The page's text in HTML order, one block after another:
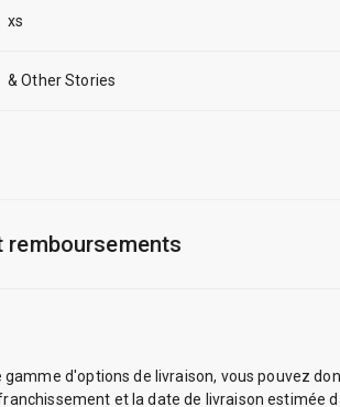
xs
& Other Stories
remboursements
gamme d'options de livraison, vous pouvez
et la date de livraison estimée